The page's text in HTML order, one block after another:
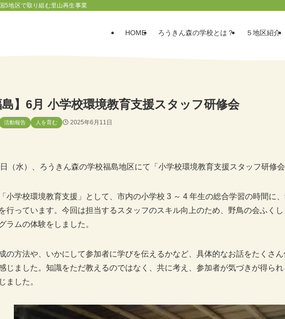
5地区で取り組む里山再生事業
HOME ろうきん森の学校とは？ ５地区紹介
島】6月 小学校環境教育支援スタッフ研修会
活動報告 人を育む 2025年6月11日
（水）、ろうきん森の学校福島地区にて「小学校環境教育支援スタッフ研修会
小学校環境教育支援」として、市内の小学校 3 ～ 4 年生の総合学習の時間に
行っています。今回は担当するスタッフのスキル向上のため、野鳥の会ふく
ラムの体験をしました。
の方法や、いかにして参加者に学びを伝えるかなど、具体的なお話をたくさ
じました。知識をただ教えるのではなく、共に考え、参加者が気づきが得ら
ました。